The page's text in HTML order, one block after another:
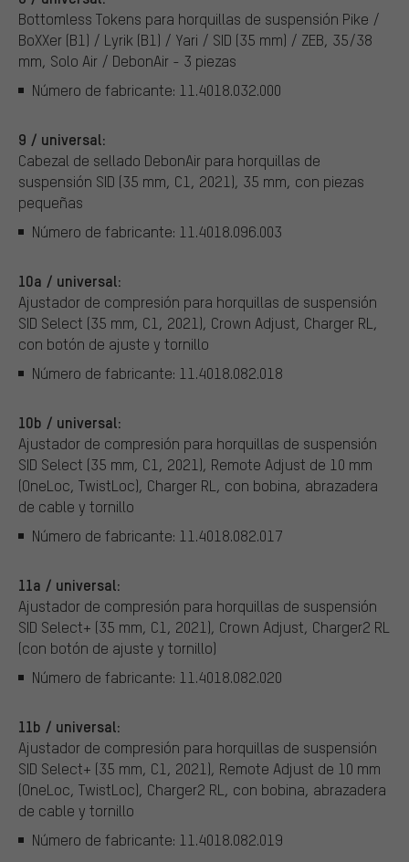
Bottomless Tokens para horquillas de suspensión Pike /
BoXXer (B1) / Lyrik (B1) / Yari / SID (35 mm) / ZEB, 35/38
mm, Solo Air / DebonAir - 3 piezas
Número de fabricante: 11.4018.032.000
9 / universal:
Cabezal de sellado DebonAir para horquillas de
suspensión SID (35 mm, C1, 2021), 35 mm, con piezas
pequeñas
Número de fabricante: 11.4018.096.003
10a / universal:
Ajustador de compresión para horquillas de suspensión
SID Select (35 mm, C1, 2021), Crown Adjust, Charger RL,
con botón de ajuste y tornillo
Número de fabricante: 11.4018.082.018
10b / universal:
Ajustador de compresión para horquillas de suspensión
SID Select (35 mm, C1, 2021), Remote Adjust de 10 mm
(OneLoc, TwistLoc), Charger RL, con bobina, abrazadera
de cable y tornillo
Número de fabricante: 11.4018.082.017
11a / universal:
Ajustador de compresión para horquillas de suspensión
SID Select+ (35 mm, C1, 2021), Crown Adjust, Charger2 RL
(con botón de ajuste y tornillo)
Número de fabricante: 11.4018.082.020
11b / universal:
Ajustador de compresión para horquillas de suspensión
SID Select+ (35 mm, C1, 2021), Remote Adjust de 10 mm
(OneLoc, TwistLoc), Charger2 RL, con bobina, abrazadera
de cable y tornillo
Número de fabricante: 11.4018.082.019